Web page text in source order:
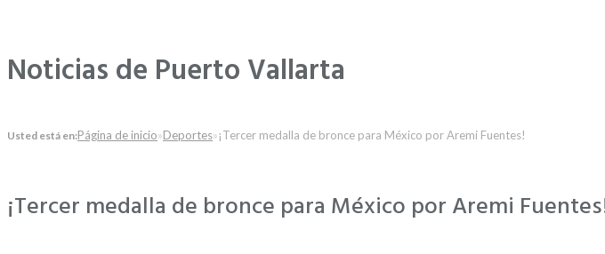
Noticias de Puerto Vallarta
Usted está en:Página de inicio»Deportes»¡Tercer medalla de bronce para México por Aremi Fuentes!
¡Tercer medalla de bronce para México por Aremi